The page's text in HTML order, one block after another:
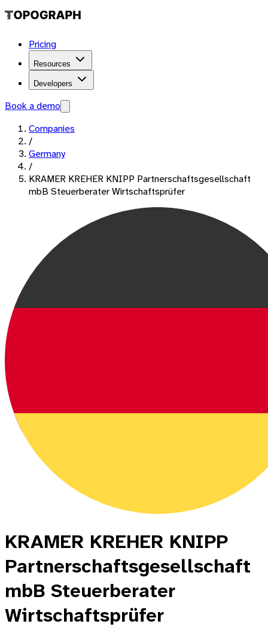
Pricing
Resources
Developers
Book a demo
Companies
/
Germany
/
KRAMER KREHER KNIPP Partnerschaftsgesellschaft
mbB Steuerberater Wirtschaftsprüfer
KRAMER KREHER KNIPP
Partnerschaftsgesellschaft
mbB Steuerberater
Wirtschaftsprüfer